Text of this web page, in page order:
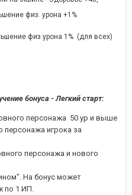
физ. урона +1%
физ урона 1% (для всех)
бонуса - Легкий старт:
персонажа 50 ур и выше
персонажа игрока за
персонажа и нового
На бонус может
по 1 ИП.